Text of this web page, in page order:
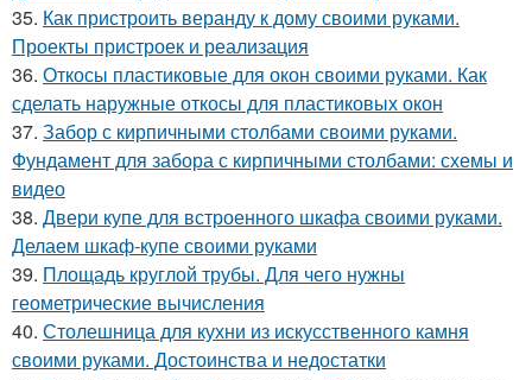
35. Как пристроить веранду к дому своими руками.
Проекты пристроек и реализация
36. Откосы пластиковые для окон своими руками. Как
сделать наружные откосы для пластиковых окон
37. Забор с кирпичными столбами своими руками.
Фундамент для забора с кирпичными столбами: схемы и
видео
38. Двери купе для встроенного шкафа своими руками.
Делаем шкаф-купе своими руками
39. Площадь круглой трубы. Для чего нужны
геометрические вычисления
40. Столешница для кухни из искусственного камня
своими руками. Достоинства и недостатки